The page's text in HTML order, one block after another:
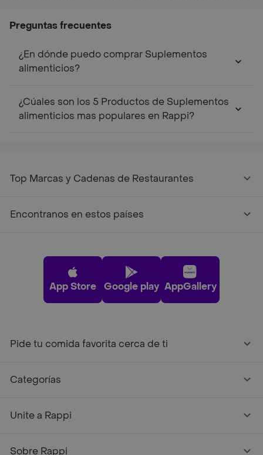
Preguntas frecuentes
¿En dónde puedo comprar Suplementos
alimenticios?
¿Cúales son los 5 Productos de Suplementos
alimenticios mas populares en Rappi?
Top Marcas y Cadenas de Restaurantes
Encontranos en estos países
App Store Google play AppGallery
Pide tu comida favorita cerca de ti
Categorías
Unite a Rappi
Sobre Rappi